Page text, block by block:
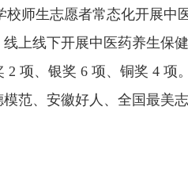
生志愿者常态化开展中医
上线下开展中医药养生保
2 项、银奖 6 项、铜奖 4
范、安徽好人、全国最美志